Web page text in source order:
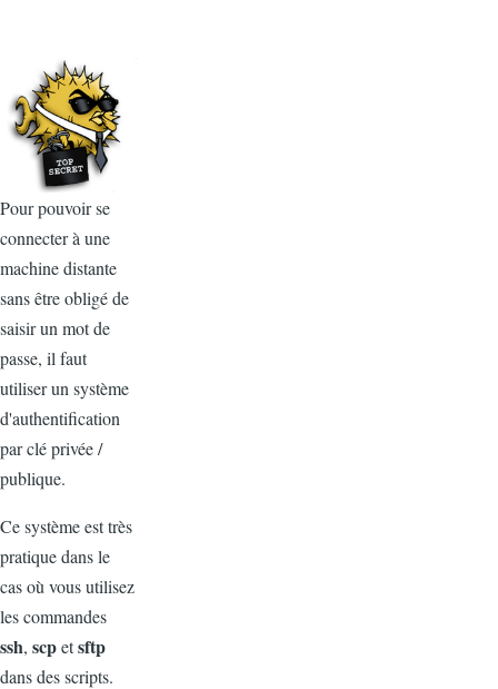
Pour pouvoir se
connecter à une
machine distante
sans être obligé de
saisir un mot de
passe, il faut
utiliser un système
d'authentification
par clé privée /
publique.
Ce système est très
pratique dans le
cas où vous utilisez
les commandes
ssh, scpetsftp
dans des scripts.